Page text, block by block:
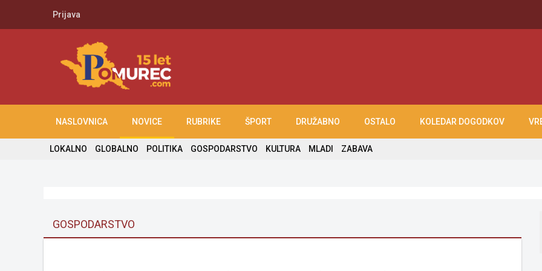
Prijava
NASLOVNICA NOVICE RUBRIKE ŠPORT DRUŽABNO OSTALO KOLEDAR DOGODKOV
LOKALNO GLOBALNO POLITIKA GOSPODARSTVO KULTURA MLADI ZABAVA
GOSPODARSTVO